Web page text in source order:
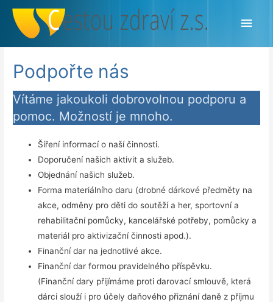
Podpořte nás
Vítáme jakoukoli dobrovolnou podporu a
pomoc. Možností je mnoho.
Šíření informací o naší činnosti.
Doporučení našich aktivit a služeb.
Objednání našich služeb.
Forma materiálního daru (drobné dárkové předměty na
akce, odměny pro děti do soutěží a her, sportovní a
rehabilitační pomůcky, kancelářské potřeby, pomůcky a
materiál pro aktivizační činnosti apod.).
Finanční dar na jednotlivé akce.
Finanční dar formou pravidelného příspěvku.
(Finanční dary přijímáme proti darovací smlouvě, která
dárci slouží i pro účely daňového přiznání daně z příjmu